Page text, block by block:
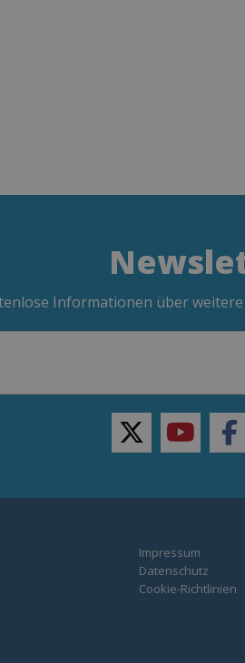
Informationen über
twitteryoutube
Impressum
Datenschutz
Cookie-Richtlinien